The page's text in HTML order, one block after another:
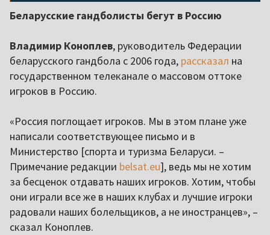
Беларусские гандболисты бегут в Россию
Владимир Коноплев, руководитель Федерации
беларусского гандбола с 2006 года, рассказал на
государственном телеканале о массовом оттоке
игроков в Россию.
«Россия поглощает игроков. Мы в этом плане уже
написали соответствующее письмо и в
Министерство [спорта и туризма Беларуси. –
Примечание редакции belsat.eu], ведь мы не хотим
за бесценок отдавать наших игроков. Хотим, чтобы
они играли все же в наших клубах и лучшие игроки
радовали наших болельщиков, а не иностранцев», –
сказал Коноплев.